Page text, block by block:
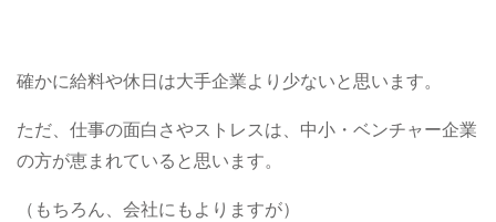
確かに給料や休日は大手企業より少ないと思います。
ただ、仕事の面白さやストレスは、中小・ベンチャー企業
の方が恵まれていると思います。
（もちろん、会社にもよりますが）